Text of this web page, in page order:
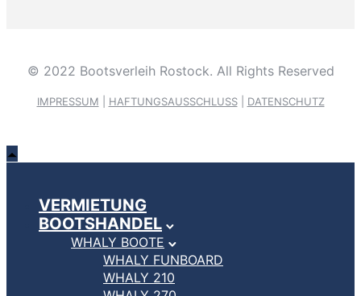
© 2022 Bootsverleih Rostock. All Rights Reserved
IMPRESSUM HAFTUNGSAUSSCHLUSS| DATENSCHUTZ
VERMIETUNG
BOOTSHANDEL
WHALY BOOTE
WHALY FUNBOARD
WHALY 210